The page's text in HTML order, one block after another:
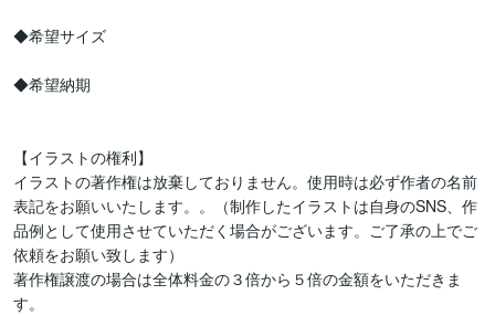
◆希望サイズ
◆希望納期
【イラストの権利】
イラストの著作権は放棄しておりません。使用時は必ず作者の名前
表記をお願いいたします。。（制作したイラストは自身のSNS、作
品例として使用させていただく場合がございます。ご了承の上でご
依頼をお願い致します）
著作権譲渡の場合は全体料金の３倍から５倍の金額をいただきま
す。